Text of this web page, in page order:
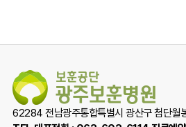
62284 전남광주통합특별시 광산구 첨단월